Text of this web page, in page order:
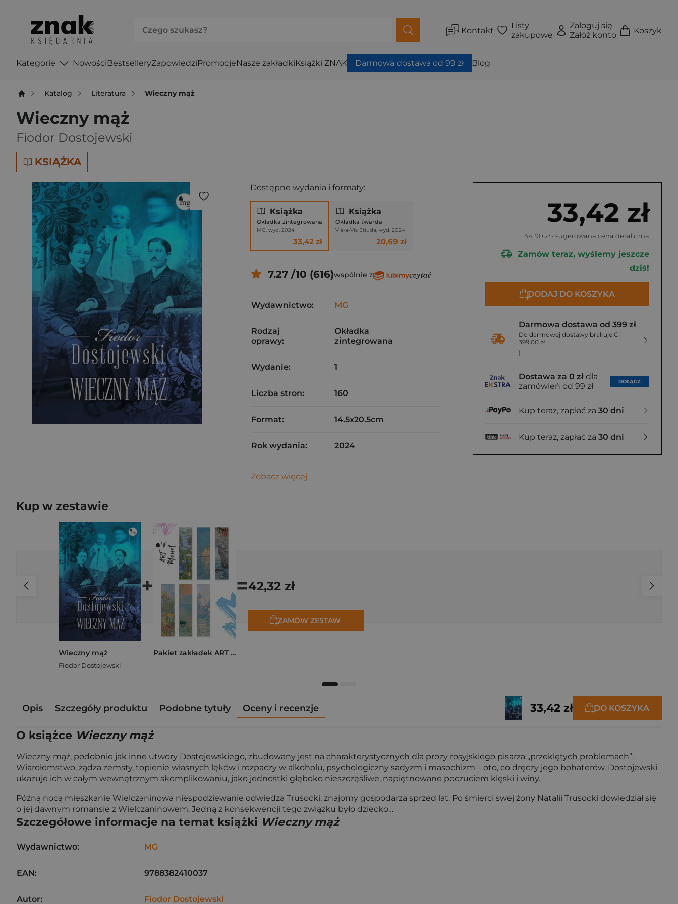
Kontakt
Listy
zakupowe
Zaloguj się
Załóż konto
Koszyk
Kategorie NowościBestselleryZapowiedziPromocjeNasze zakładkiKsiążki ZNAK Darmowa dostawa od 99 zł Blog
Katalog Literatura Wieczny mąż
Wieczny mąż
Fiodor Dostojewski
KSIĄŻKA
33,42 zł
44,90 zł - sugerowana cena detaliczna
Zamów teraz, wyślemy jeszcze
dziś!
DODAJ DO KOSZYKA
Darmowa dostawa od 399 zł
Do darmowej dostawy brakuje Ci
399,00 zł
Dostawa za 0 zł dla
zamówień od 99 zł
DOŁĄCZ
Kup teraz, zapłać za 30 dni
Kup teraz, zapłać za 30 dni
Dostępne wydania i formaty:
Książka
Okładka zintegrowana
MG, wyd. 2024
33,42 zł
Książka
Okładka twarda
Vis-a-Vis Etiuda, wyd. 2024
20,69 zł
7.27 /10 (616)wspólnie z
Wydawnictwo: MG
Rodzaj
oprawy:
Okładka
zintegrowana
Wydanie: 1
Liczba stron: 160
Format: 14.5x20.5cm
Rok wydania: 2024
Zobacz więcej
Kup w zestawie
Wieczny mąż
Fiodor Dostojewski
+
Pakiet zakładek ART Monet
=42,32 zł
ZAMÓW ZESTAW
Opis Szczegóły produktu Podobne tytuły Oceny i recenzje 33,42 zł DO KOSZYKA
O książce Wieczny mąż
Wieczny mąż, podobnie jak inne utwory Dostojewskiego, zbudowany jest na charakterystycznych dla prozy rosyjskiego pisarza „przeklętych problemach”.
Wiarołomstwo, żądza zemsty, topienie własnych lęków i rozpaczy w alkoholu, psychologiczny sadyzm i masochizm – oto, co dręczy jego bohaterów. Dostojewski
ukazuje ich w całym wewnętrznym skomplikowaniu, jako jednostki głęboko nieszczęśliwe, napiętnowane poczuciem klęski i winy.
Późną nocą mieszkanie Wielczaninowa niespodziewanie odwiedza Trusocki, znajomy gospodarza sprzed lat. Po śmierci swej żony Natalii Trusocki dowiedział się
o jej dawnym romansie z Wielczaninowem. Jedną z konsekwencji tego związku było dziecko…
Szczegółowe informacje na temat książki Wieczny mąż
Wydawnictwo: MG
EAN: 9788382410037
Autor: Fiodor Dostojewski